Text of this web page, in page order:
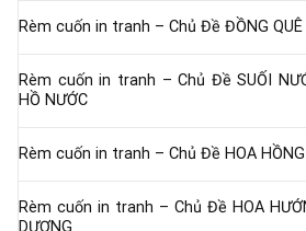
Rèm cuốn in tranh – Chủ Đề ĐỒNG QUÊ
Rèm cuốn in tranh – Chủ Đề SUỐI
HỒ NƯỚC
Rèm cuốn in tranh – Chủ Đề HOA HỒNG
Rèm cuốn in tranh – Chủ Đề HOA
DƯƠNG